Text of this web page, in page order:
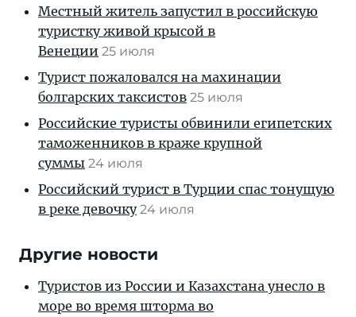
Местный житель запустил в российскую
туристку живой крысой в
Венеции 25 июля
Турист пожаловался на махинации
болгарских таксистов 25 июля
Российские туристы обвинили египетских
таможенников в краже крупной
суммы 24 июля
Российский турист в Турции спас тонущую
в реке девочку 24 июля
Другие новости
Туристов из России и Казахстана унесло в
море во время шторма во